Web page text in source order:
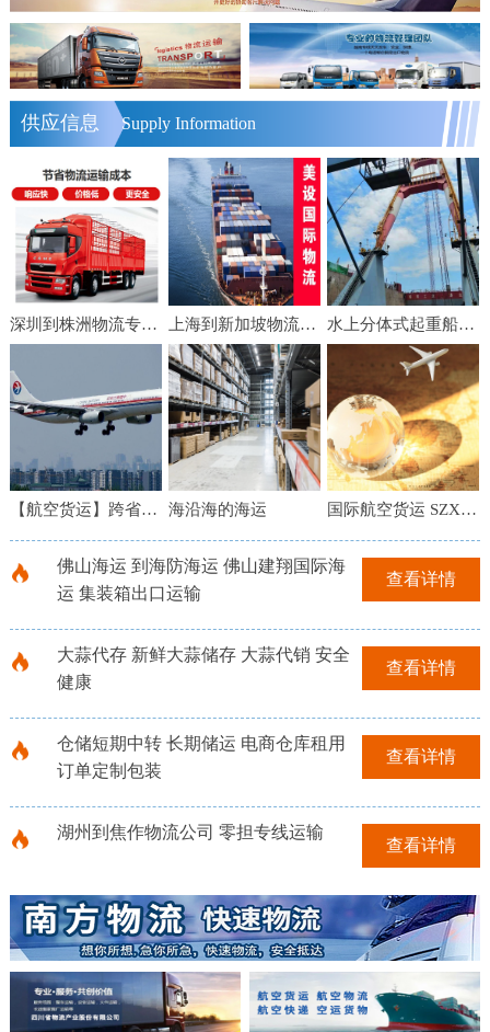
供应信息 Supply Information
深圳到株洲物流专线 轿车运输 零担货物运输 物流电话 上海到新加坡物流【美设】食品家具船舶运输物流公司服务好便宜 水上分体式起重船公司 船舶租赁 水下工程 水下施工
【航空货运】跨省急件 当日达 上海空运 6小时到港 海沿海的海运 国际航空货运 SZX直飞BKK空运到机场时效快渠道稳
佛山海运 到海防海运 佛山建翔国际海
运 集装箱出口运输
查看详情
大蒜代存 新鲜大蒜储存 大蒜代销 安全
健康
查看详情
仓储短期中转 长期储运 电商仓库租用
订单定制包装
查看详情
湖州到焦作物流公司 零担专线运输
查看详情